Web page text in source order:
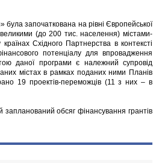
започаткована на рівні Європейської
(до 200 тис. населення) містами-
Східного Партнерства в контексті
потенціалу для впровадження
даної програми є належний супровід
містах в рамках поданих ними Планів
19 проектів-переможців (11 з них – в
запланований обсяг фінансування грантів